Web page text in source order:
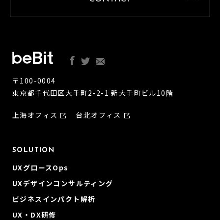
〒100-0004
東京都千代田区大手町2-2-1 新大手町ビル10階
上海オフィス 台北オフィス
SOLUTION
UXグロースOps
UXデザインコンサルティング
ビジネスインパクト解析
UX・DX研修